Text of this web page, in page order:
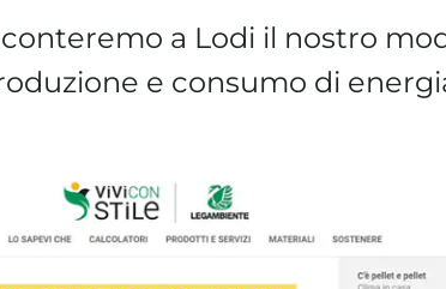
a Lodi il nostro
e consumo di